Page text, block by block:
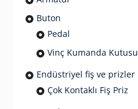
Buton
Pedal
Vinç Kumanda Kutusu
Endüstriyel fiş ve prizler
Çok Kontaklı Fiş Priz